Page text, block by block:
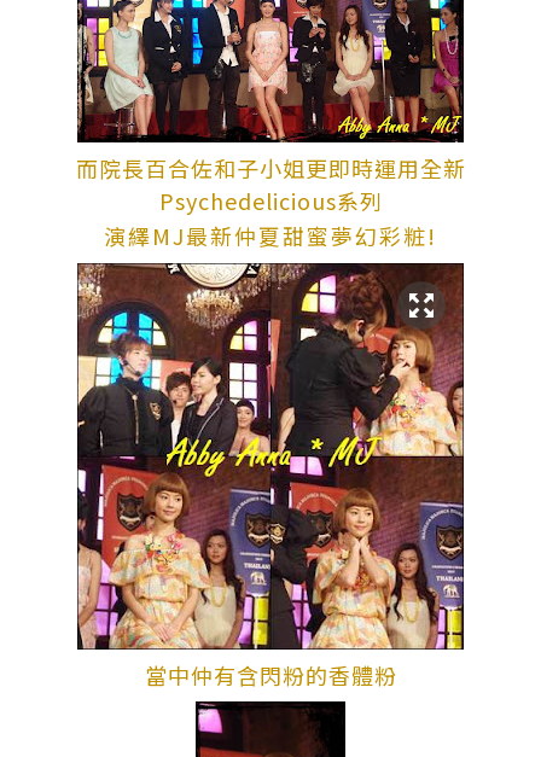
而院長百合佐和子小姐更即時運用全新
Psychedelicious系列
演繹MJ最新仲夏甜蜜夢幻彩粧!
當中仲有含閃粉的香體粉